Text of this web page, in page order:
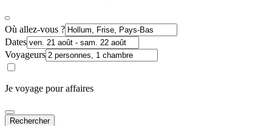
Où allez-vous ?
Dates
Voyageurs
Je voyage pour affaires
Rechercher